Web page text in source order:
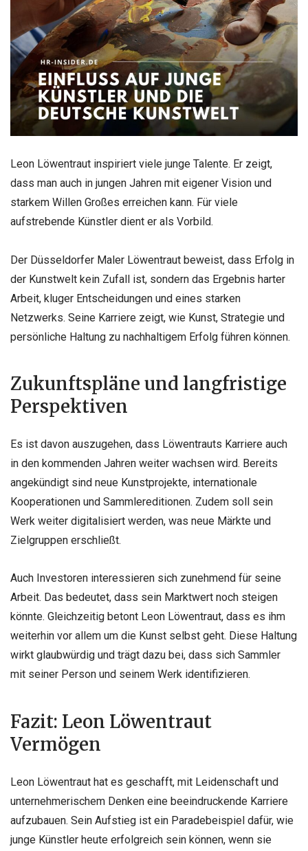
Leon Löwentraut inspiriert viele junge Talente. Er zeigt,
dass man auch in jungen Jahren mit eigener Vision und
starkem Willen Großes erreichen kann. Für viele
aufstrebende Künstler dient er als Vorbild.
Der Düsseldorfer Maler Löwentraut beweist, dass Erfolg in
der Kunstwelt kein Zufall ist, sondern das Ergebnis harter
Arbeit, kluger Entscheidungen und eines starken
Netzwerks. Seine Karriere zeigt, wie Kunst, Strategie und
persönliche Haltung zu nachhaltigem Erfolg führen können.
Zukunftspläne und langfristige
Perspektiven
Es ist davon auszugehen, dass Löwentrauts Karriere auch
in den kommenden Jahren weiter wachsen wird. Bereits
angekündigt sind neue Kunstprojekte, internationale
Kooperationen und Sammlereditionen. Zudem soll sein
Werk weiter digitalisiert werden, was neue Märkte und
Zielgruppen erschließt.
Auch Investoren interessieren sich zunehmend für seine
Arbeit. Das bedeutet, dass sein Marktwert noch steigen
könnte. Gleichzeitig betont Leon Löwentraut, dass es ihm
weiterhin vor allem um die Kunst selbst geht. Diese Haltung
wirkt glaubwürdig und trägt dazu bei, dass sich Sammler
mit seiner Person und seinem Werk identifizieren.
Fazit: Leon Löwentraut
Vermögen
Leon Löwentraut hat es geschafft, mit Leidenschaft und
unternehmerischem Denken eine beeindruckende Karriere
aufzubauen. Sein Aufstieg ist ein Paradebeispiel dafür, wie
junge Künstler heute erfolgreich sein können, wenn sie